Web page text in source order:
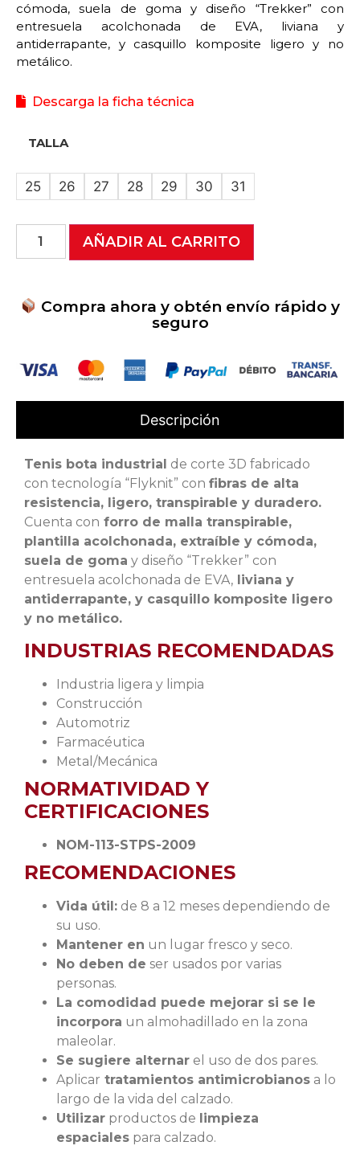
cómoda, suela de goma y diseño “Trekker” con
entresuela acolchonada de EVA, liviana y
antiderrapante, y casquillo komposite ligero y no
metálico.
Descarga la ficha técnica
TALLA
25 26 27 28 29 30 31
AÑADIR AL CARRITO
Compra ahora y obtén envío rápido y
seguro
Descripción
Tenis bota industrial de corte 3D fabricado
con tecnología “Flyknit” con fibras de alta
resistencia, ligero, transpirable y duradero.
Cuenta con forro de malla transpirable,
plantilla acolchonada, extraíble y cómoda,
suela de goma y diseño “Trekker” con
entresuela acolchonada de EVA, liviana y
antiderrapante, y casquillo komposite ligero
y no metálico.
INDUSTRIAS RECOMENDADAS
Industria ligera y limpia
Construcción
Automotriz
Farmacéutica
Metal/Mecánica
NORMATIVIDAD Y
CERTIFICACIONES
NOM-113-STPS-2009
RECOMENDACIONES
Vida útil: de 8 a 12 meses dependiendo de
su uso.
Mantener en un lugar fresco y seco.
No deben de ser usados por varias
personas.
La comodidad puede mejorar si se le
incorpora un almohadillado en la zona
maleolar.
Se sugiere alternar el uso de dos pares.
Aplicar tratamientos antimicrobianos a lo
largo de la vida del calzado.
Utilizar productos de limpieza
espaciales para calzado.